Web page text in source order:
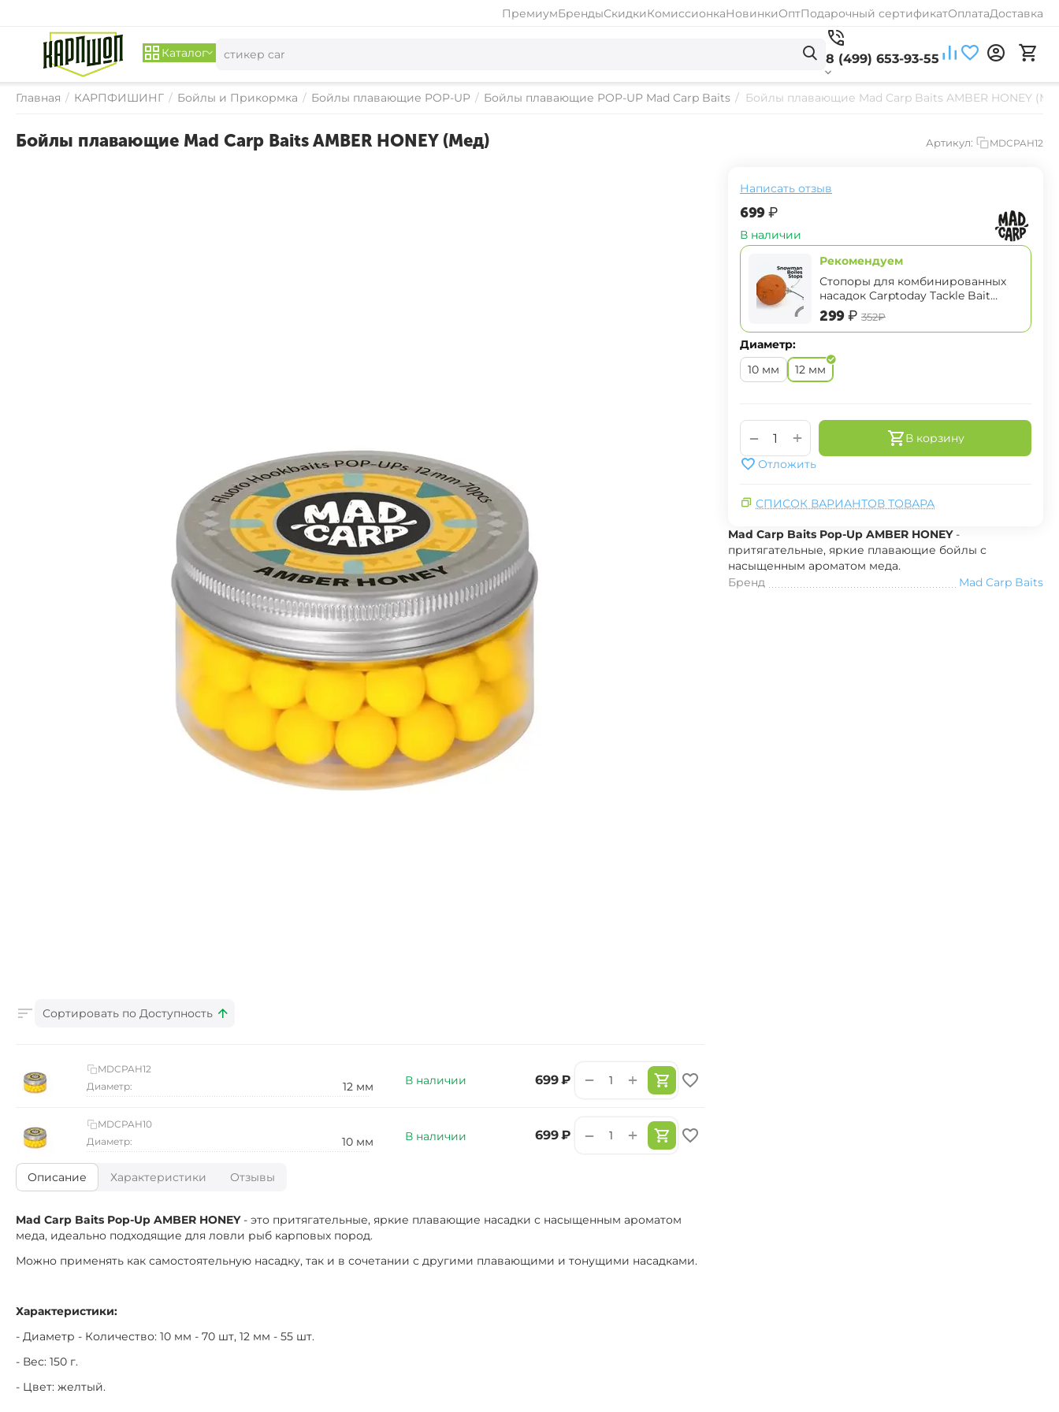
ПремиумБрендыСкидкиКомиссионкаНовинкиОптПодарочный сертификатОплатаДоставка
Каталог 8 (499) 653-93-55
Главная / КАРПФИШИНГ / Бойлы и Прикормка / Бойлы плавающие POP-UP / Бойлы плавающие POP-UP Mad Carp Baits / Бойлы плавающие Mad Carp Baits AMBER HONEY
Бойлы плавающие Mad Carp Baits AMBER HONEY (Мед) Артикул: MDCPAH12
Написать отзыв
‍699‍₽
В наличии
Рекомендуем
Стопоры для комбинированных
насадок Carptoday Tackle Bait
Bung Snowman Boiles Stops
‍299‍₽ ‍352‍₽
Диаметр:
10 мм
12 мм
+
−
В корзину
Отложить
СПИСОК ВАРИАНТОВ ТОВАРА
Mad Carp Baits Pop-Up AMBER HONEY-
притягательные, яркие плавающие бойлы с
насыщенным ароматом меда.
Бренд
Mad Carp Baits
Сортировать по Доступность
В наличии ‍699‍ ₽ +
−
MDCPAH12
Диаметр:
12 мм
В наличии ‍699‍ ₽ +
−
MDCPAH10
Диаметр:
10 мм
Описание Характеристики Отзывы
Mad Carp Baits Pop-Up AMBER HONEY- это притягательные, яркие плавающие насадки с насыщенным ароматом
меда, идеально подходящие для ловли рыб карповых пород.
Можно применять как самостоятельную насадку, так и в сочетании с другими плавающими и тонущими насадками.
Характеристики:
- Диаметр - Количество: 10 мм - 70 шт, 12 мм - 55 шт.
- Вес: 150 г.
- Цвет: желтый.